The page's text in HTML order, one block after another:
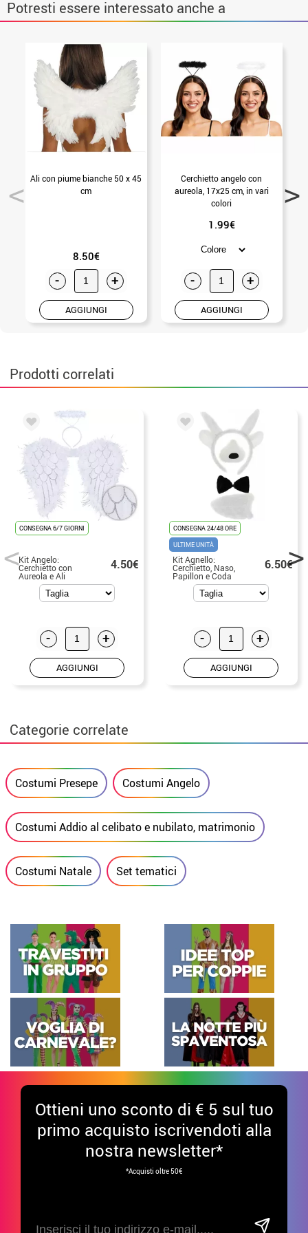
Potresti essere interessato anche a
Ali con piume bianche 50 x 45
cm
8.50€
- +
AGGIUNGI
Cerchietto angelo con
aureola, 17x25 cm, in vari
colori
1.99€
- +
AGGIUNGI
Prodotti correlati
CONSEGNA 6/7 GIORNI
Kit Angelo:
Cerchietto con
Aureola e Ali
40x50 cm
4.50€
- +
AGGIUNGI
CONSEGNA 24/48 ORE
ULTIME UNITÀ
Kit Agnello:
Cerchietto, Naso,
Papillon e Coda
6.50€
- +
AGGIUNGI
Categorie correlate
Costumi Presepe Costumi Angelo
Costumi Addio al celibato e nubilato, matrimonio
Costumi Natale Set tematici
Ottieni uno sconto di € 5 sul tuo
primo acquisto iscrivendoti alla
nostra newsletter*
*Acquisti oltre 50€